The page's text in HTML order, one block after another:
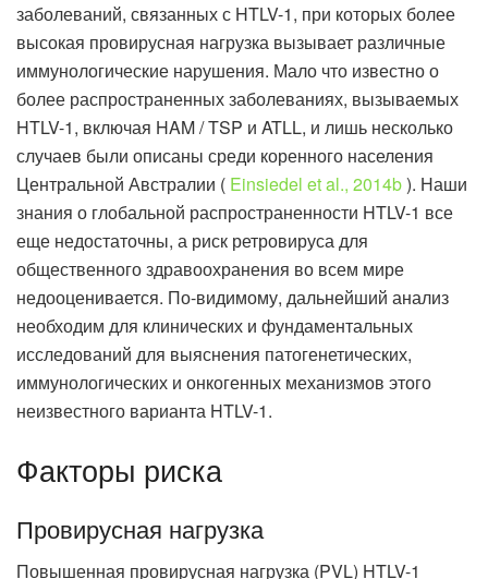
заболеваний, связанных с HTLV-1, при которых более
высокая провирусная нагрузка вызывает различные
иммунологические нарушения. Мало что известно о
более распространенных заболеваниях, вызываемых
HTLV-1, включая HAM / TSP и ATLL, и лишь несколько
случаев были описаны среди коренного населения
Центральной Австралии ( Einsiedel et al., 2014b). Наши
знания о глобальной распространенности HTLV-1 все
еще недостаточны, а риск ретровируса для
общественного здравоохранения во всем мире
недооценивается. По-видимому, дальнейший анализ
необходим для клинических и фундаментальных
исследований для выяснения патогенетических,
иммунологических и онкогенных механизмов этого
неизвестного варианта HTLV-1.
Факторы риска
Провирусная нагрузка
Повышенная провирусная нагрузка (PVL) HTLV-1